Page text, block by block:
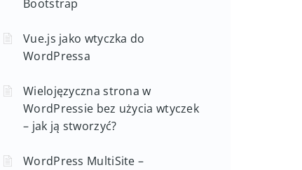
Bootstrap
Vue.js jako wtyczka do
WordPressa
Wielojęzyczna strona w
WordPressie bez użycia wtyczek
– jak ją stworzyć?
WordPress MultiSite –